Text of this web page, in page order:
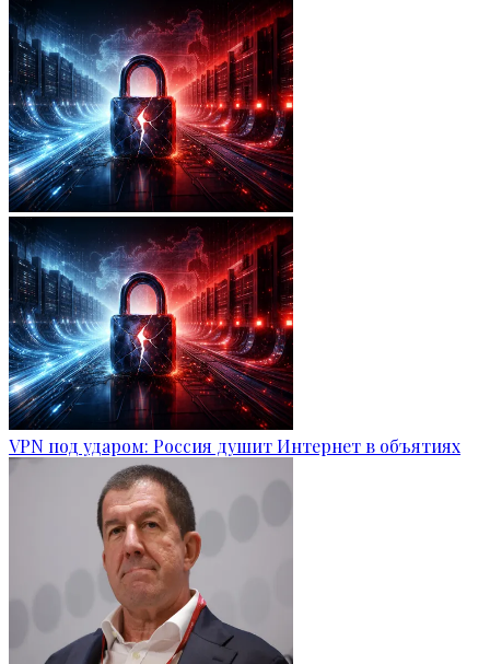
VPN под ударом: Россия душит Интернет в объятиях